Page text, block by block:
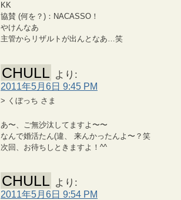
KK
協賛 (何を？)：NACASSO！
やけんなあ
主管からリザルトが出んとなあ…笑
CHULL より:
2011年5月6日 9:45 PM
> くぼっち さま
あ〜、ご無沙汰してますよ〜〜
なんで婚活たん(違、 来んかったんよ〜？笑
次回、お待ちしときますよ！^^
CHULL より:
2011年5月6日 9:54 PM